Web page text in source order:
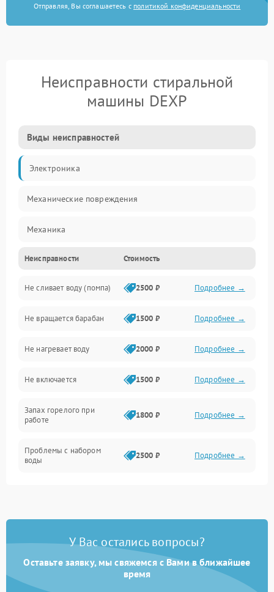
Отправляя, Вы соглашаетесь с политикой конфиденциальности
Неисправности стиральной
машины DEXP
Виды неисправностей
Электроника
Механические повреждения
Механика
Электропитание
Водоснабжение
Слив
Программное обеспечение
Неисправности Стоимость
Не сливает воду (помпа) 2500 ₽ Подробнее →
Не вращается барабан 1500 ₽ Подробнее →
Не нагревает воду 2000 ₽ Подробнее →
Не включается 1500 ₽ Подробнее →
Запах горелого при
работе
1800 ₽ Подробнее →
Проблемы с набором
воды
2500 ₽ Подробнее →
Замена платы управления 2200 ₽ Подробнее →
У Вас остались вопросы?
Оставьте заявку, мы свяжемся с Вами в ближайшее
время